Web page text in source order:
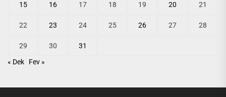
15 16 17 18 19 20 21
22 23 24 25 26 27 28
29 30
31
« Dek
Fev »